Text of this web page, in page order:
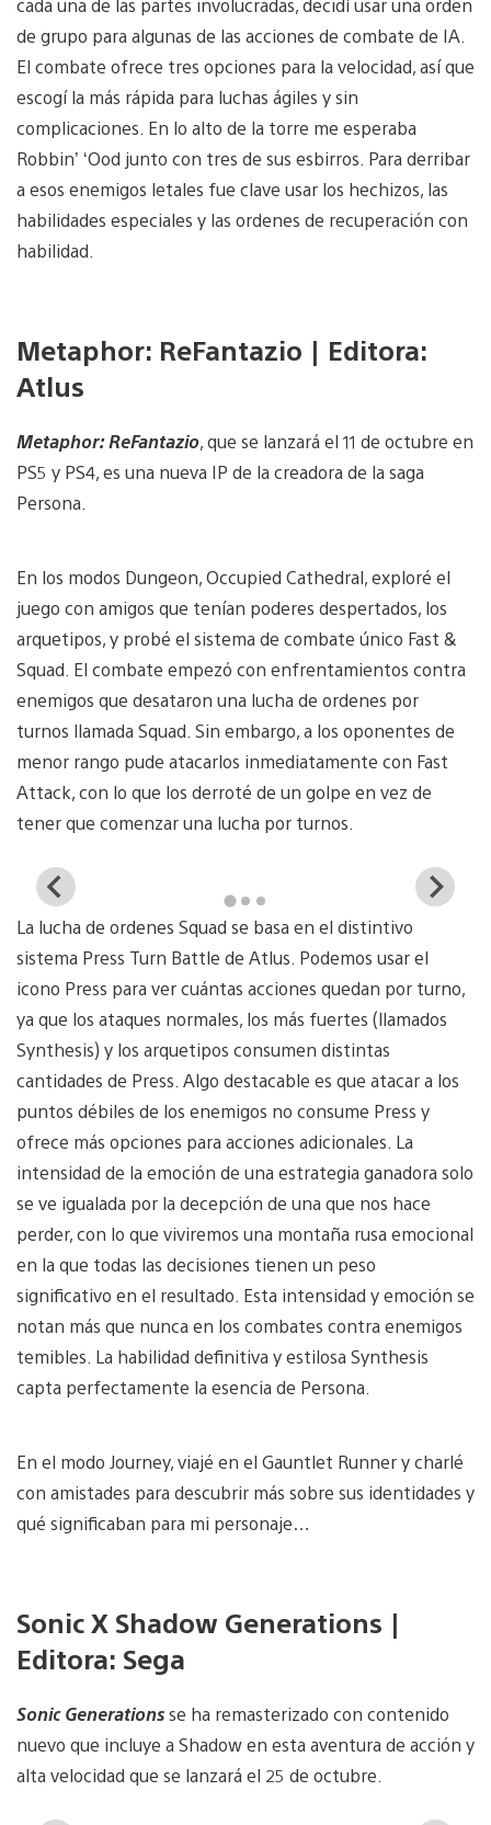
cada una de las partes involucradas, decidí usar una orden
de grupo para algunas de las acciones de combate de IA.
El combate ofrece tres opciones para la velocidad, así que
escogí la más rápida para luchas ágiles y sin
complicaciones. En lo alto de la torre me esperaba
Robbin’ ‘Ood junto con tres de sus esbirros. Para derribar
a esos enemigos letales fue clave usar los hechizos, las
habilidades especiales y las ordenes de recuperación con
habilidad.
Metaphor: ReFantazio | Editora:
Atlus
Metaphor: ReFantazio, que se lanzará el 11 de octubre en
PS5 y PS4, es una nueva IP de la creadora de la saga
Persona.
En los modos Dungeon, Occupied Cathedral, exploré el
juego con amigos que tenían poderes despertados, los
arquetipos, y probé el sistema de combate único Fast &
Squad. El combate empezó con enfrentamientos contra
enemigos que desataron una lucha de ordenes por
turnos llamada Squad. Sin embargo, a los oponentes de
menor rango pude atacarlos inmediatamente con Fast
Attack, con lo que los derroté de un golpe en vez de
tener que comenzar una lucha por turnos.
View
and
download
image
La lucha de ordenes Squad se basa en el distintivo
sistema Press Turn Battle de Atlus. Podemos usar el
icono Press para ver cuántas acciones quedan por turno,
ya que los ataques normales, los más fuertes (llamados
Synthesis) y los arquetipos consumen distintas
cantidades de Press. Algo destacable es que atacar a los
puntos débiles de los enemigos no consume Press y
ofrece más opciones para acciones adicionales. La
intensidad de la emoción de una estrategia ganadora solo
se ve igualada por la decepción de una que nos hace
perder, con lo que viviremos una montaña rusa emocional
en la que todas las decisiones tienen un peso
significativo en el resultado. Esta intensidad y emoción se
notan más que nunca en los combates contra enemigos
temibles. La habilidad definitiva y estilosa Synthesis
capta perfectamente la esencia de Persona.
En el modo Journey, viajé en el Gauntlet Runner y charlé
con amistades para descubrir más sobre sus identidades y
qué significaban para mi personaje…
Sonic X Shadow Generations |
Editora: Sega
Sonic Generationsse ha remasterizado con contenido
nuevo que incluye a Shadow en esta aventura de acción y
alta velocidad que se lanzará el 25 de octubre.